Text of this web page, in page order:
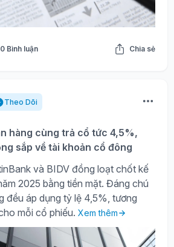
0 Bình luận Chia sẻ
Theo Dõi
hàng cùng trả cổ tức 4,5%,
sắp về tài khoản cổ đông
và BIDV đồng loạt chốt kế
2025 bằng tiền mặt. Đáng chú
đều áp dụng tỷ lệ 4,5%, tương
mỗi cổ phiếu. Xem thêm